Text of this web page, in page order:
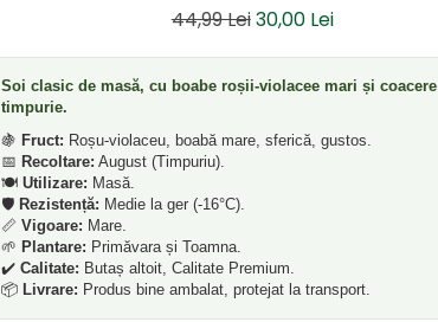
44,99 Lei30,00 Lei
Soi clasic de masă, cu boabe roșii-violacee mari și coacere
timpurie.
🍇 Fruct: Roșu-violaceu, boabă mare, sferică, gustos.
📅 Recoltare: August (Timpuriu).
🍽️ Utilizare: Masă.
🛡️ Rezistență: Medie la ger (-16°C).
📏 Vigoare: Mare.
🌱 Plantare: Primăvara și Toamna.
✔️ Calitate: Butaș altoit, Calitate Premium.
📦 Livrare: Produs bine ambalat, protejat la transport.